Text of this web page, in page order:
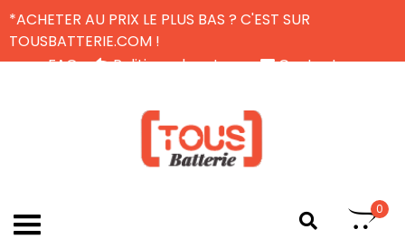
*ACHETER AU PRIX LE PLUS BAS ? C'EST SUR
TOUSBATTERIE.COM !
FAQ
Politique de retour
Contactez-nous
0